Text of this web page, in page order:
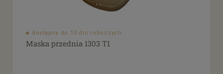
dostępny do 10 dni roboczych
Maska przednia 1303 T1